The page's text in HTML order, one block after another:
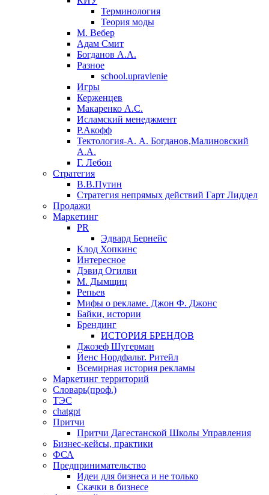
Терминология
Теория моды
М. Вебер
Адам Смит
Богданов А.А.
Разное
school.upravlenie
Игры
Керженцев
Макаренко А.С.
Исламский менеджмент
Р.Акофф
Тектология-А. А. Богданов,Малиновский
А.А.
​Г. Лебон
Стратегия
В.В.Путин
​Стратегия непрямых действий Гарт Лиддел
Продажи
Маркетинг
PR
Эдвард Бернейс
Клод Хопкинс
Интересное
Дэвид Огилви
М. Дымщиц
Репьев
Мифы о рекламе. Джон Ф. Джонс
Байки, истории
Брендинг
ИСТОРИЯ БРЕНДОВ
Джозеф Шугерман
​Йенс Нордфальт. Ритейл
Всемирная история рекламы
Маркетинг территорий
Словарь(проф.)
ТЭС
chatgpt
Притчи
Притчи Дагестанской Школы Управления
Бизнес-кейсы, практики
ФСА
Предпринимательство
Идеи для бизнеса и не только
Скачки в бизнесе